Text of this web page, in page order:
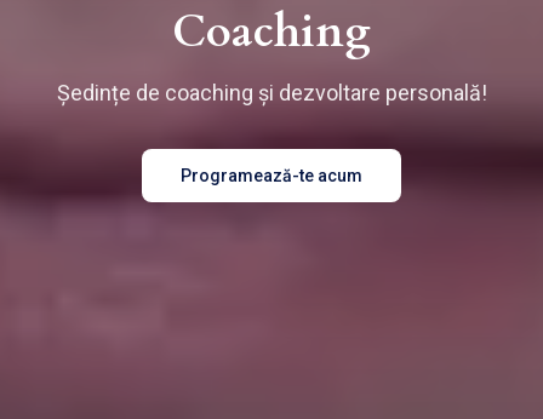
Coaching
Ședințe de coaching și dezvoltare personală!
Programează-te acum